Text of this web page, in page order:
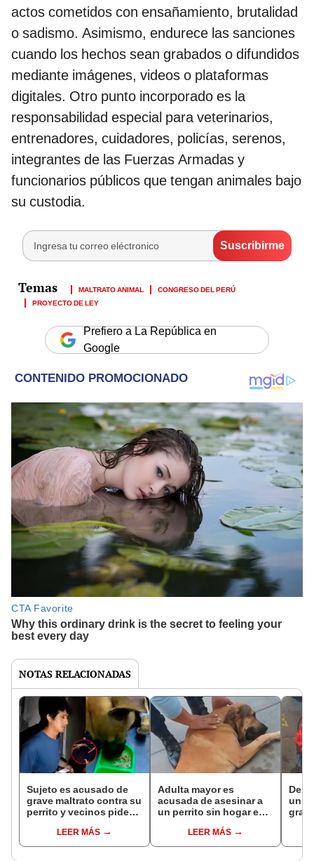
actos cometidos con ensañamiento, brutalidad
o sadismo. Asimismo, endurece las sanciones
cuando los hechos sean grabados o difundidos
mediante imágenes, videos o plataformas
digitales. Otro punto incorporado es la
responsabilidad especial para veterinarios,
entrenadores, cuidadores, policías, serenos,
integrantes de las Fuerzas Armadas y
funcionarios públicos que tengan animales bajo
su custodia.
MALTRATO ANIMAL
CONGRESO DEL PERÚ
PROYECTO DE LEY
Prefiero a La República en
Google
NOTAS RELACIONADAS
Sujeto es acusado de
grave maltrato contra su
perrito y vecinos piden
Independencia: "No
quieren entregarlo"
LEER MÁS
Adulta mayor es
acusada de asesinar a
un perrito sin hogar en
LEER MÁS
un